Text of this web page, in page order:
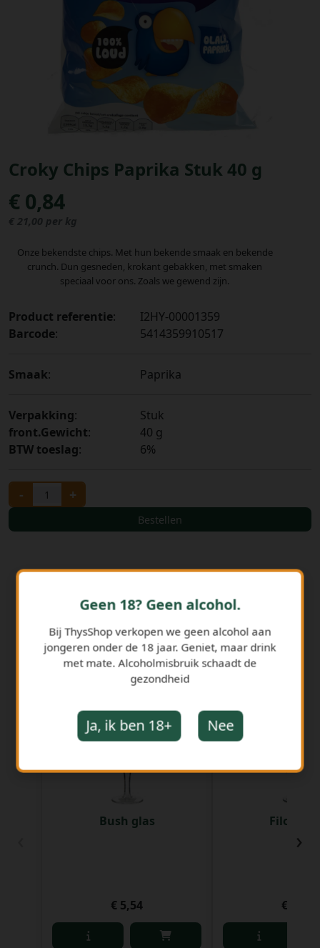
Croky Chips Paprika Stuk 40 g
€ 0,84
€ 21,00 per kg
Onze bekendste chips. Met hun bekende smaak en bekende
crunch. Dun gesneden, krokant gebakken, met smaken
speciaal voor ons. Zoals we gewend zijn.
Product referentie:
I2HY-00001359
Barcode: 5414359910517
Smaak: Paprika
Verpakking:
Stuk
front.Gewicht:
40 g
BTW toeslag: 6%
- +
Bestellen
GERELATEERDE PRODUCTEN
Bush glas
€ 5,54
Filou
€ 2,50
›
PROMOTIES
Geen 18? Geen alcohol.
Bij ThysShop verkopen we geen alcohol aan
jongeren onder de 18 jaar. Geniet, maar drink
met mate. Alcoholmisbruik schaadt de
gezondheid
Ja, ik ben 18+ Nee